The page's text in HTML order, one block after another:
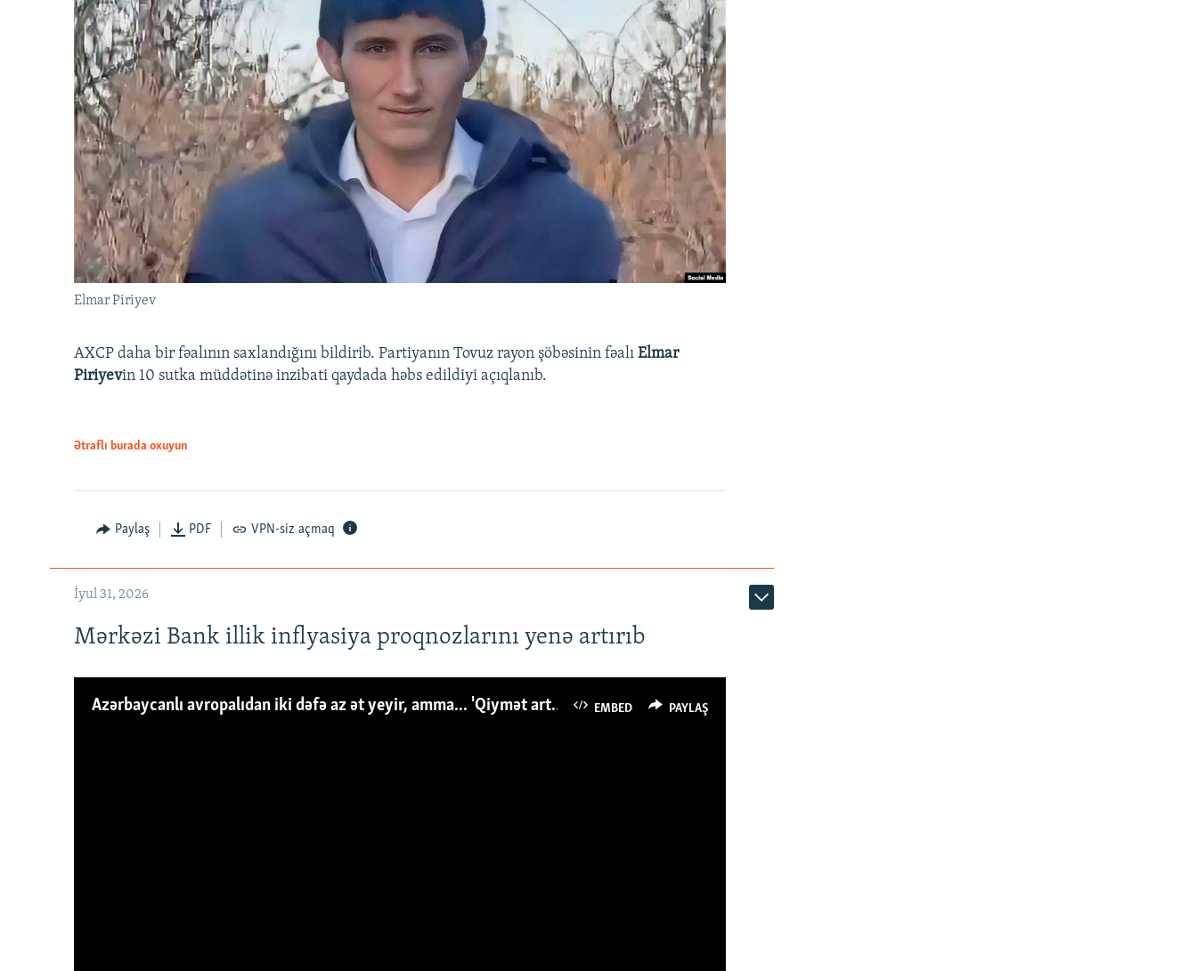
Elmar Piriyev
AXCP daha bir fəalının saxlandığını bildirib. Partiyanın Tovuz rayon şöbəsinin fəalı Elmar
Piriyevin 10 sutka müddətinə inzibati qaydada həbs edildiyi açıqlanıb.
Ətraflı burada oxuyun
Paylaş PDF VPN-siz açmaq
İyul 31, 2026
Mərkəzi Bank illik inflyasiya proqnozlarını yenə artırıb
EMBED PAYLAŞ
Azərbaycanlı avropalıdan iki dəfə az ət yeyir, amma... 'Qiymət artımı qaçılmazdır'